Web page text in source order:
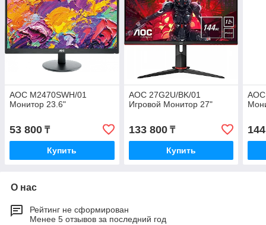
AOC M2470SWH/01
Монитор 23.6"
53 800 ₸
Купить
AOC 27G2U/BK/01
Игровой Монитор 27"
133 800₸
Купить
О нас
Рейтинг не сформирован
Менее 5 отзывов за последний год